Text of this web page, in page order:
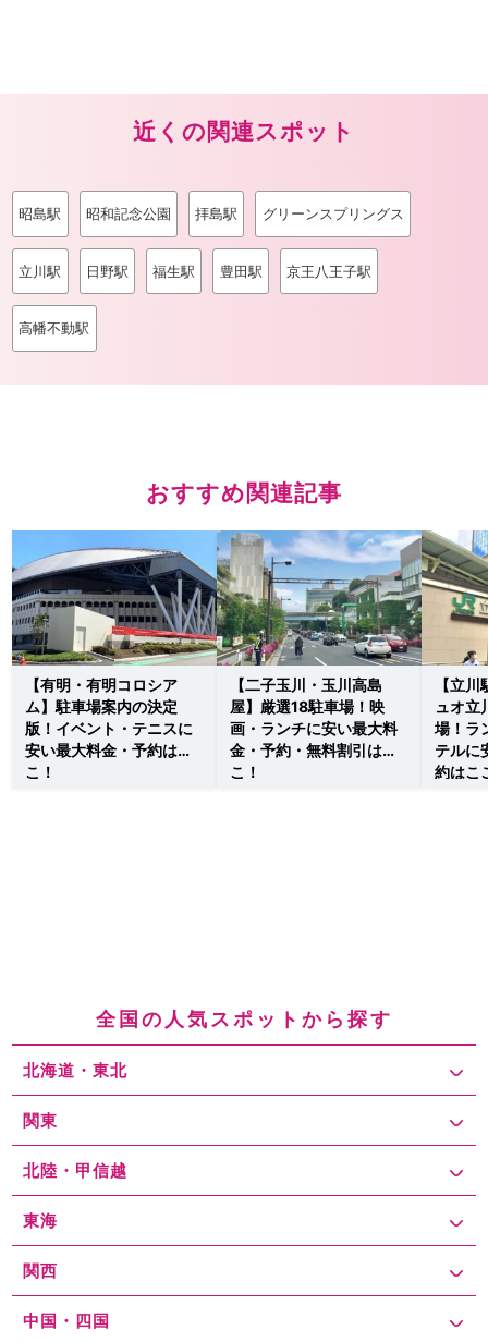
近くの関連スポット
昭島駅 昭和記念公園 拝島駅 グリーンスプリングス
立川駅 日野駅 福生駅 豊田駅 京王八王子駅
高幡不動駅
おすすめ関連記事
【有明・有明コロシア
ム】駐車場案内の決定
版！イベント・テニスに
安い最大料金・予約はこ
こ！
【二子玉川・玉川高島
屋】厳選18駐車場！映
画・ランチに安い最大料
金・予約・無料割引はこ
こ！
【立
ュオ立
場！ラ
テルに
約はこ
全国の人気スポットから探す
北海道・東北
関東
北陸・甲信越
東海
関西
中国・四国